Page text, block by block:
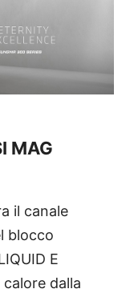
MAG
il canale
blocco
E
dalla